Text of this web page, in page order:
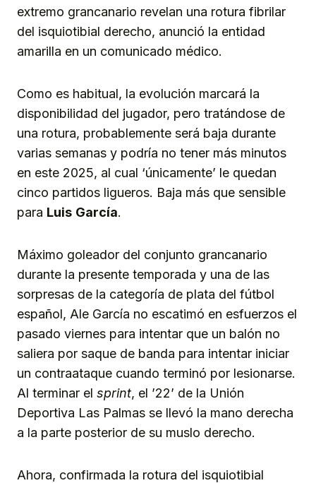
extremo grancanario revelan una rotura fibrilar
del isquiotibial derecho, anunció la entidad
amarilla en un comunicado médico.
Como es habitual, la evolución marcará la
disponibilidad del jugador, pero tratándose de
una rotura, probablemente será baja durante
varias semanas y podría no tener más minutos
en este 2025, al cual ‘únicamente’ le quedan
cinco partidos ligueros. Baja más que sensible
para Luis García.
Máximo goleador del conjunto grancanario
durante la presente temporada y una de las
sorpresas de la categoría de plata del fútbol
español, Ale García no escatimó en esfuerzos el
pasado viernes para intentar que un balón no
saliera por saque de banda para intentar iniciar
un contraataque cuando terminó por lesionarse.
Al terminar el sprint, el ’22’ de la Unión
Deportiva Las Palmas se llevó la mano derecha
a la parte posterior de su muslo derecho.
Ahora, confirmada la rotura del isquiotibial